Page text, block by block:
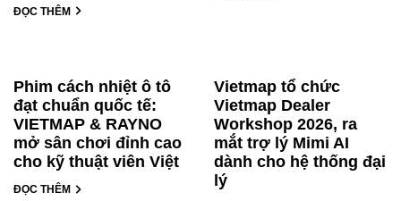
ĐỌC THÊM
Phim cách nhiệt ô tô
đạt chuẩn quốc tế:
VIETMAP & RAYNO
mở sân chơi đỉnh cao
cho kỹ thuật viên Việt
ĐỌC THÊM
Vietmap tổ chức
Vietmap Dealer
Workshop 2026, ra
mắt trợ lý Mimi AI
dành cho hệ thống đại
lý